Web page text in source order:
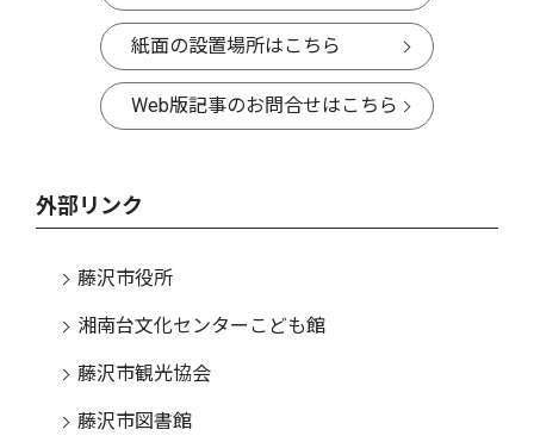
紙面の設置場所はこちら
Web版記事のお問合せはこちら
外部リンク
藤沢市役所
湘南台文化センターこども館
藤沢市観光協会
藤沢市図書館